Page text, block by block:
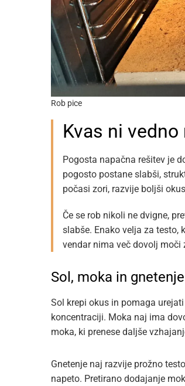
Rob pice
Kvas ni vedno
Pogosta napačna rešitev je
pogosto postane slabši,
počasi zori, razvije boljši
Če se rob nikoli ne dvigne,
slabše. Enako velja za testo,
vendar nima več dovolj moči
Sol, moka in
Sol krepi okus in pomaga
koncentraciji. Moka naj ima
moka, ki prenese daljše
Gnetenje naj razvije prožno
napeto. Pretirano dodajanje